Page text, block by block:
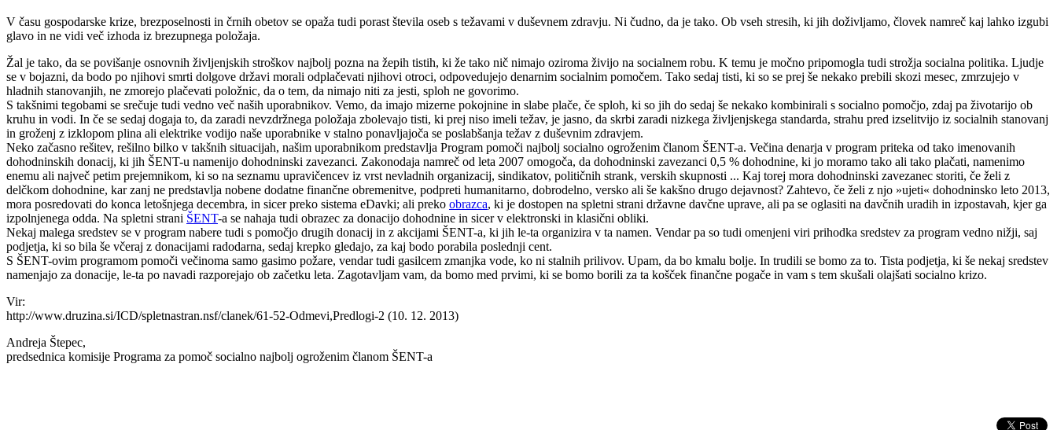
V času gospodarske krize, brezposelnosti in črnih obetov se opaža tudi porast števila oseb s težavami v duševnem zdravju. Ni čudno, da je tako. Ob vseh stresih, ki jih doživljamo, človek namreč kaj lahko izgubi
glavo in ne vidi več izhoda iz brezupnega položaja.
Žal je tako, da se povišanje osnovnih življenjskih stroškov najbolj pozna na žepih tistih, ki že tako nič nimajo oziroma živijo na socialnem robu. K temu je močno pripomogla tudi strožja socialna politika. Ljudje
se v bojazni, da bodo po njihovi smrti dolgove državi morali odplačevati njihovi otroci, odpovedujejo denarnim socialnim pomočem. Tako sedaj tisti, ki so se prej še nekako prebili skozi mesec, zmrzujejo v
hladnih stanovanjih, ne zmorejo plačevati položnic, da o tem, da nimajo niti za jesti, sploh ne govorimo.
S takšnimi tegobami se srečuje tudi vedno več naših uporabnikov. Vemo, da imajo mizerne pokojnine in slabe plače, če sploh, ki so jih do sedaj še nekako kombinirali s socialno pomočjo, zdaj pa životarijo ob
kruhu in vodi. In če se sedaj dogaja to, da zaradi nevzdržnega položaja zbolevajo tisti, ki prej niso imeli težav, je jasno, da skrbi zaradi nizkega življenjskega standarda, strahu pred izselitvijo iz socialnih stanovanj
in groženj z izklopom plina ali elektrike vodijo naše uporabnike v stalno ponavljajoča se poslabšanja težav z duševnim zdravjem.
Neko začasno rešitev, rešilno bilko v takšnih situacijah, našim uporabnikom predstavlja Program pomoči najbolj socialno ogroženim članom ŠENT-a. Večina denarja v program priteka od tako imenovanih
dohodninskih donacij, ki jih ŠENT-u namenijo dohodninski zavezanci. Zakonodaja namreč od leta 2007 omogoča, da dohodninski zavezanci 0,5 % dohodnine, ki jo moramo tako ali tako plačati, namenimo
enemu ali največ petim prejemnikom, ki so na seznamu upravičencev iz vrst nevladnih organizacij, sindikatov, političnih strank, verskih skupnosti ... Kaj torej mora dohodninski zavezanec storiti, če želi z
delčkom dohodnine, kar zanj ne predstavlja nobene dodatne finančne obremenitve, podpreti humanitarno, dobrodelno, versko ali še kakšno drugo dejavnost? Zahtevo, če želi z njo »ujeti« dohodninsko leto 2013,
mora posredovati do konca letošnjega decembra, in sicer preko sistema eDavki; ali preko obrazca, ki je dostopen na spletni strani državne davčne uprave, ali pa se oglasiti na davčnih uradih in izpostavah, kjer ga
izpolnjenega odda. Na spletni strani ŠENT-a se nahaja tudi obrazec za donacijo dohodnine in sicer v elektronski in klasični obliki.
Nekaj malega sredstev se v program nabere tudi s pomočjo drugih donacij in z akcijami ŠENT-a, ki jih le-ta organizira v ta namen. Vendar pa so tudi omenjeni viri prihodka sredstev za program vedno nižji, saj
podjetja, ki so bila še včeraj z donacijami radodarna, sedaj krepko gledajo, za kaj bodo porabila poslednji cent.
S ŠENT-ovim programom pomoči večinoma samo gasimo požare, vendar tudi gasilcem zmanjka vode, ko ni stalnih prilivov. Upam, da bo kmalu bolje. In trudili se bomo za to. Tista podjetja, ki še nekaj sredstev
namenjajo za donacije, le-ta po navadi razporejajo ob začetku leta. Zagotavljam vam, da bomo med prvimi, ki se bomo borili za ta košček finančne pogače in vam s tem skušali olajšati socialno krizo.
Vir:
http://www.druzina.si/ICD/spletnastran.nsf/clanek/61-52-Odmevi,Predlogi-2 (10. 12. 2013)
Andreja Štepec,
predsednica komisije Programa za pomoč socialno najbolj ogroženim članom ŠENT-a